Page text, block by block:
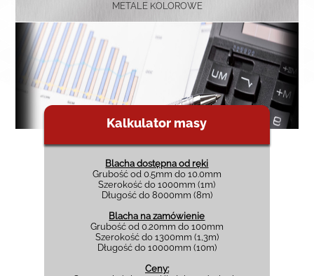
METALE KOLOROWE
Kalkulator masy
Blacha dostępna od ręki
Grubość od 0.5mm do 10.0mm
Szerokość do 1000mm (1m)
Długość do 8000mm (8m)
Blacha na zamówienie
Grubość od 0.20mm do 100mm
Szerokość do 1300mm (1,3m)
Długość do 10000mm (10m)
Ceny: